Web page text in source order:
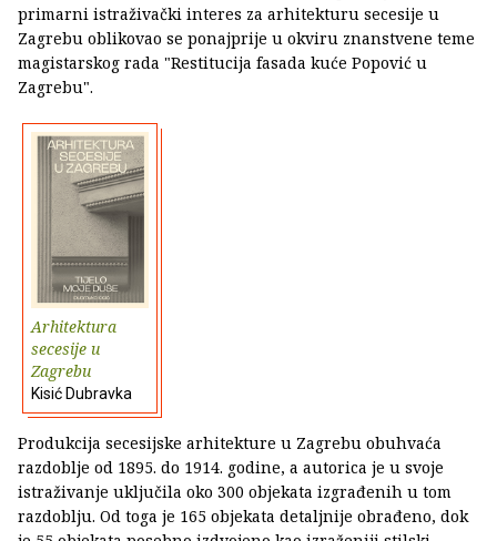
primarni istraživački interes za arhitekturu secesije u
Zagrebu oblikovao se ponajprije u okviru znanstvene teme
magistarskog rada "Restitucija fasada kuće Popović u
Zagrebu".
Arhitektura
secesije u
Zagrebu
Kisić Dubravka
Produkcija secesijske arhitekture u Zagrebu obuhvaća
razdoblje od 1895. do 1914. godine, a autorica je u svoje
istraživanje uključila oko 300 objekata izgrađenih u tom
razdoblju. Od toga je 165 objekata detaljnije obrađeno, dok